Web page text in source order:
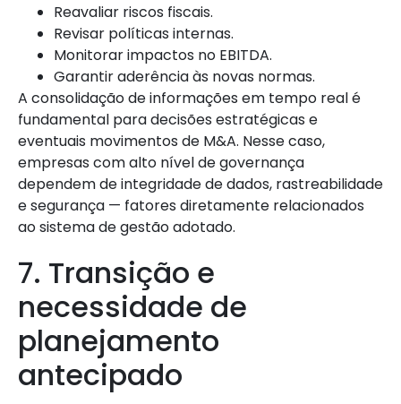
Reavaliar riscos fiscais.
Revisar políticas internas.
Monitorar impactos no EBITDA.
Garantir aderência às novas normas.
A consolidação de informações em tempo real é
fundamental para decisões estratégicas e
eventuais movimentos de M&A. Nesse caso,
empresas com alto nível de governança
dependem de integridade de dados, rastreabilidade
e segurança — fatores diretamente relacionados
ao sistema de gestão adotado.
7. Transição e
necessidade de
planejamento
antecipado